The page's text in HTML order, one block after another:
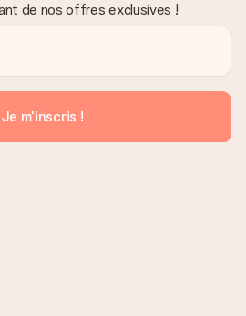
de nos offres exclusives !
Je m'inscris !